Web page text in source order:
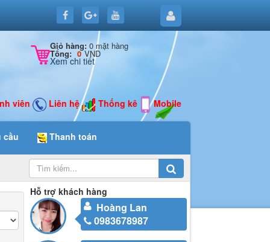
Giỏ hàng: 0 mặt hàng
Tổng: 0 VND
Xem chi tiết
viên Liên hệ Thống kê Mobile
cầu Thanh toán
Hỗ trợ khách hàng
Hoàng Lan
0983678987